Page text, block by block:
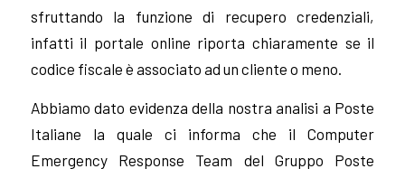
sfruttando la funzione di recupero credenziali,
infatti il portale online riporta chiaramente se il
codice fiscale è associato ad un cliente o meno.
Abbiamo dato evidenza della nostra analisi a Poste
Italiane la quale ci informa che il Computer
Emergency Response Team del Gruppo Poste